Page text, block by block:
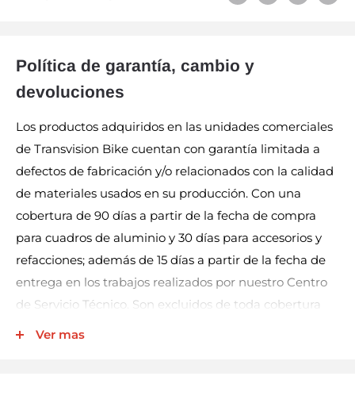
Política de garantía, cambio y
devoluciones
Los productos adquiridos en las unidades comerciales
de Transvision Bike cuentan con garantía limitada a
defectos de fabricación y/o relacionados con la calidad
de materiales usados en su producción. Con una
cobertura de 90 días a partir de la fecha de compra
para cuadros de aluminio y 30 días para accesorios y
refacciones; además de 15 días a partir de la fecha de
entrega en los trabajos realizados por nuestro Centro
de Servicio Técnico. Son excluidos de toda cobertura
Ver mas